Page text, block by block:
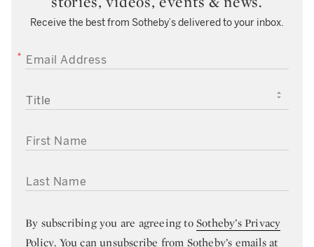
Receive the best from Sotheby’s delivered to your inbox.
EMAIL ADDRESS
TITLE
FIRST NAME
LAST NAME
By subscribing you are agreeing toSotheby’s Privacy
Policy. You can unsubscribe from Sotheby’s emails at